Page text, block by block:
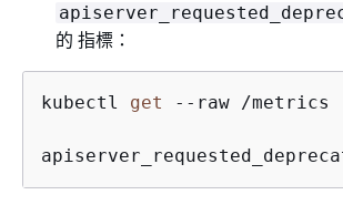
的 指標：
kubectl get --raw /metrics |